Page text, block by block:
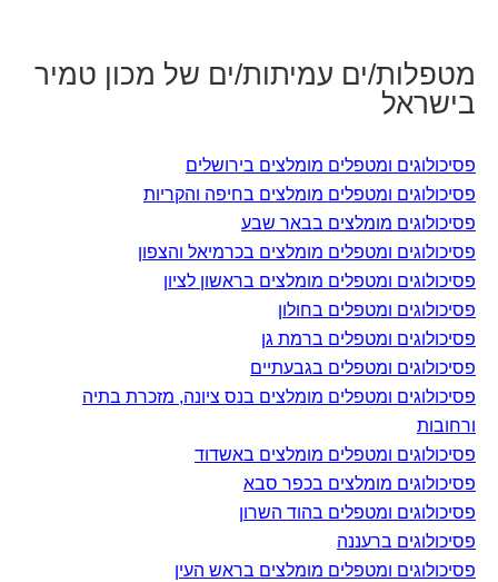
מטפלות/ים עמיתות/ים של מכון טמיר
בישראל
פסיכולוגים ומטפלים מומלצים בירושלים
פסיכולוגים ומטפלים מומלצים בחיפה והקריות
פסיכולוגים מומלצים בבאר שבע
פסיכולוגים ומטפלים מומלצים בכרמיאל והצפון
פסיכולוגים ומטפלים מומלצים בראשון לציון
פסיכולוגים ומטפלים בחולון
פסיכולוגים ומטפלים ברמת גן
פסיכולוגים ומטפלים בגבעתיים
פסיכולוגים ומטפלים מומלצים בנס ציונה, מזכרת בתיה
ורחובות
פסיכולוגים ומטפלים מומלצים באשדוד
פסיכולוגים מומלצים בכפר סבא
פסיכולוגים ומטפלים בהוד השרון
פסיכולוגים ברעננה
פסיכולוגים ומטפלים מומלצים בראש העין